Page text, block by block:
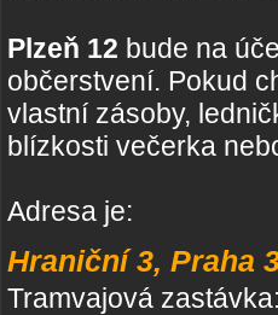
Plzeň 12 bude na
občerstvení. Pokud
vlastní zásoby,
blízkosti večerka
Adresa je:
Hraniční 3, Praha
Tramvajová